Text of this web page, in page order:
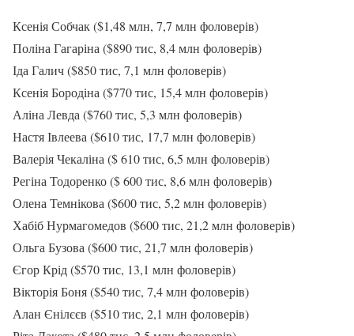
Ксенія Собчак ($1,48 млн, 7,7 млн фоловерів)
Поліна Гагаріна ($890 тис, 8,4 млн фоловерів)
Іда Галич ($850 тис, 7,1 млн фоловерів)
Ксенія Бородіна ($770 тис, 15,4 млн фоловерів)
Аліна Левда ($760 тис, 5,3 млн фоловерів)
Настя Івлеева ($610 тис, 17,7 млн фоловерів)
Валерія Чекаліна ($ 610 тис, 6,5 млн фоловерів)
Регіна Тодоренко ($ 600 тис, 8,6 млн фоловерів)
Олена Темнікова ($600 тис, 5,2 млн фоловерів)
Хабіб Нурмагомедов ($600 тис, 21,2 млн фоловерів)
Ольга Бузова ($600 тис, 21,7 млн фоловерів)
Єгор Крід ($570 тис, 13,1 млн фоловерів)
Вікторія Боня ($540 тис, 7,4 млн фоловерів)
Алан Єнілєєв ($510 тис, 2,1 млн фоловерів)